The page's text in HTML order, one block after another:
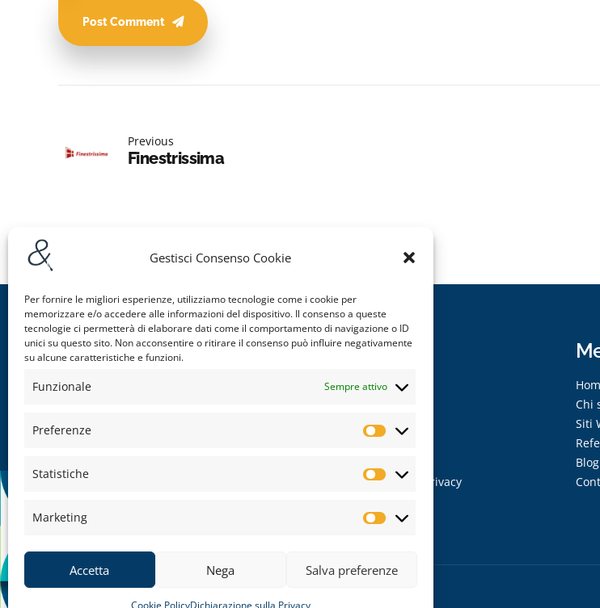
Gestisci Consenso Cookie
Per fornire le migliori esperienze, utilizziamo tecnologie come i cookie per
memorizzare e/o accedere alle informazioni del dispositivo. Il consenso a queste
tecnologie ci permetterà di elaborare dati come il comportamento di navigazione o ID
unici su questo sito. Non acconsentire o ritirare il consenso può influire negativamente
su alcune caratteristiche e funzioni.
Funzionale Sempre attivo
Preferenze
Statistiche
Marketing
Accetta Nega Salva preferenze
Cookie PolicyDichiarazione sulla Privacy
Post Comment
Previous
Finestrissima
Software
Commercio
Dichiarazione sulla Privacy
Chi
Siti
Blog